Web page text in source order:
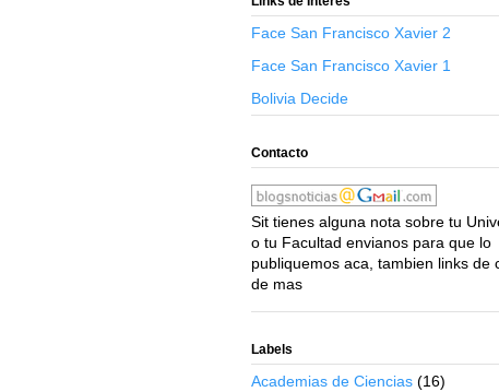
Face San Francisco Xavier 2
Face San Francisco Xavier 1
Bolivia Decide
Contacto
Sit tienes alguna nota sobre tu
o tu Facultad envianos para que lo
publiquemos aca, tambien links de
de mas
Labels
Academias de Ciencias (16)